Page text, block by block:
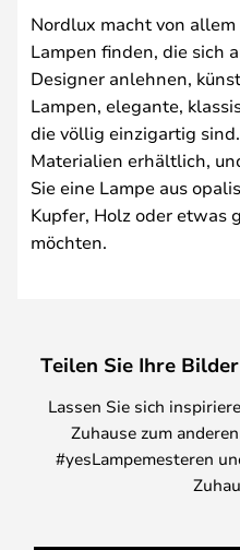
Nordlux macht von
Lampen finden, die sich
Designer anlehnen,
Lampen, elegante,
die völlig einzigartig
Materialien erhältlich,
Sie eine Lampe aus
Kupfer, Holz oder etwas
möchten.
Teilen Sie Ihre
Lassen Sie sich
Zuhause zum
#yesLampemesteren